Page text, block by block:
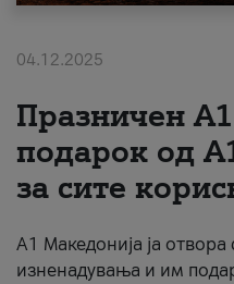
Поддршка
Надополни кредит
За нас
#ПодобарОнлајн
04.12.2025
Празничен
подарок од
за сите
А1 Македонија ја
изненадувања и им